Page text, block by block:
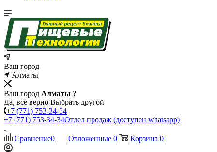
Ваш город
Алматы
Ваш город Алматы ?
Да, все верно Выбрать другой
+7 (771) 753-34-34
+7 (771) 753-34-34Отдел продаж (доступен whatsapp)
Сравнение0 Отложенные 0 Корзина 0